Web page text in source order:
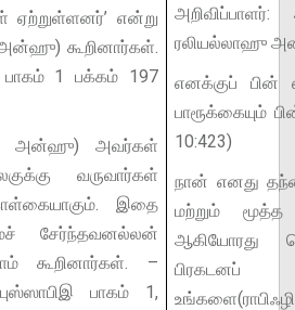
என்று
கூறினார்கள்.
பாகம் 1 பக்கம் 197
அன்ஹு) அவர்கள்
வருவார்கள்
இதை
சேர்ந்தவனல்லன்
கூறினார்கள். –
பாகம் 1,
ரலியல்லாஹு
எனக்குப் பின்
பாரூக்கையும்
10:423)
நான் எனது
மற்றும்
ஆகியோரது
பிரகடனப்